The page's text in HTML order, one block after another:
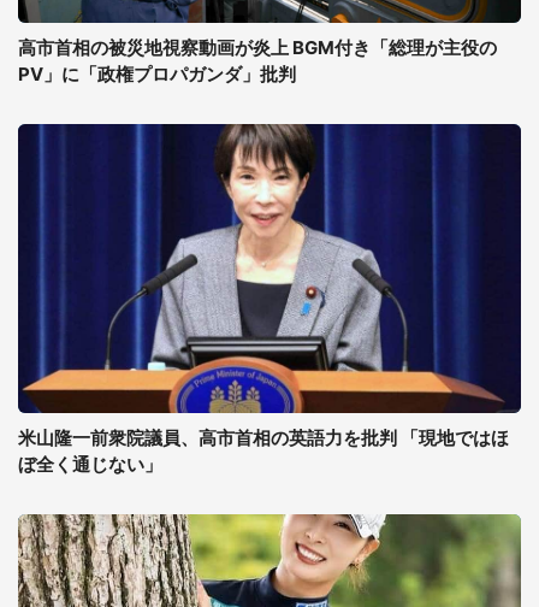
高市首相の被災地視察動画が炎上 BGM付き「総理が主役の
PV」に「政権プロパガンダ」批判
米山隆一前衆院議員、高市首相の英語力を批判 「現地ではほ
ぼ全く通じない」